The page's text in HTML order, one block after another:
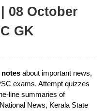
08 October
GK
notes about important news,
exams, Attempt quizzes
line summaries of
News, Kerala State